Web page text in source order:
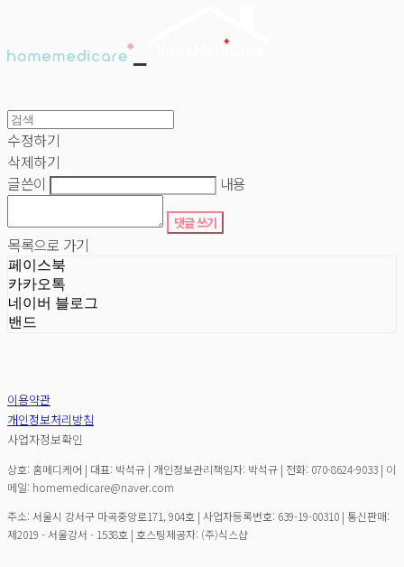
수정하기
삭제하기
글쓴이
내용
댓글 쓰기
목록으로 가기
페이스북
카카오톡
네이버 블로그
밴드
이용약관
개인정보처리방침
사업자정보확인
상호: 홈메디케어 | 대표: 박석규 | 개인정보관리책임자: 박석규 | 전화: 070-8624-9033 | 이
메일: homemedicare@naver.com
주소: 서울시 강서구 마곡중앙로171, 904호 | 사업자등록번호: 639-19-00310 | 통신판매:
제2019 - 서울강서 - 1538호 | 호스팅제공자: (주)식스샵